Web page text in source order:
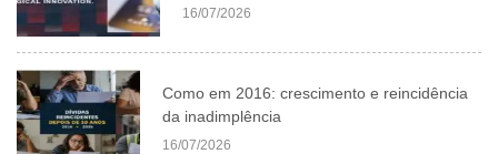
16/07/2026
Como em 2016: crescimento e reincidência
da inadimplência
16/07/2026